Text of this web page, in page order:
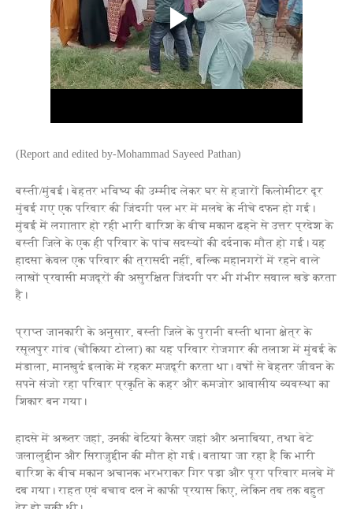
(Report and edited by-Mohammad Sayeed Pathan)
बस्ती/मुंबई। बेहतर भविष्य की उम्मीद लेकर घर से हजारों किलोमीटर दूर
मुंबई गए एक परिवार की जिंदगी पल भर में मलबे के नीचे दफन हो गई।
मुंबई में लगातार हो रही भारी बारिश के बीच मकान ढहने से उत्तर प्रदेश के
बस्ती जिले के एक ही परिवार के पांच सदस्यों की दर्दनाक मौत हो गई। यह
हादसा केवल एक परिवार की त्रासदी नहीं, बल्कि महानगरों में रहने वाले
लाखों प्रवासी मजदूरों की असुरक्षित जिंदगी पर भी गंभीर सवाल खड़े करता
है।
प्राप्त जानकारी के अनुसार, बस्ती जिले के पुरानी बस्ती थाना क्षेत्र के
रसूलपुर गांव (चौकिया टोला) का यह परिवार रोजगार की तलाश में मुंबई के
मंडाला, मानखुर्द इलाके में रहकर मजदूरी करता था। वर्षों से बेहतर जीवन के
सपने संजो रहा परिवार प्रकृति के कहर और कमजोर आवासीय व्यवस्था का
शिकार बन गया।
हादसे में अख्तर जहां, उनकी बेटियां कैसर जहां और अनाबिया, तथा बेटे
जलालुद्दीन और सिराजुद्दीन की मौत हो गई। बताया जा रहा है कि भारी
बारिश के बीच मकान अचानक भरभराकर गिर पड़ा और पूरा परिवार मलबे में
दब गया। राहत एवं बचाव दल ने काफी प्रयास किए, लेकिन तब तक बहुत